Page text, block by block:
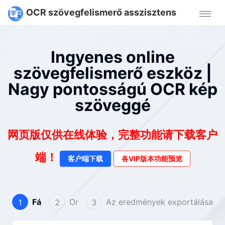
OCR szövegfelismerő asszisztens
Online
Intelligens szövegfelismerés
Többnyelvű támogatás
Nagy pontosságú kivonás
Gyors feldolgozás
Miért választjuk OCR szolgáltatásainkat: